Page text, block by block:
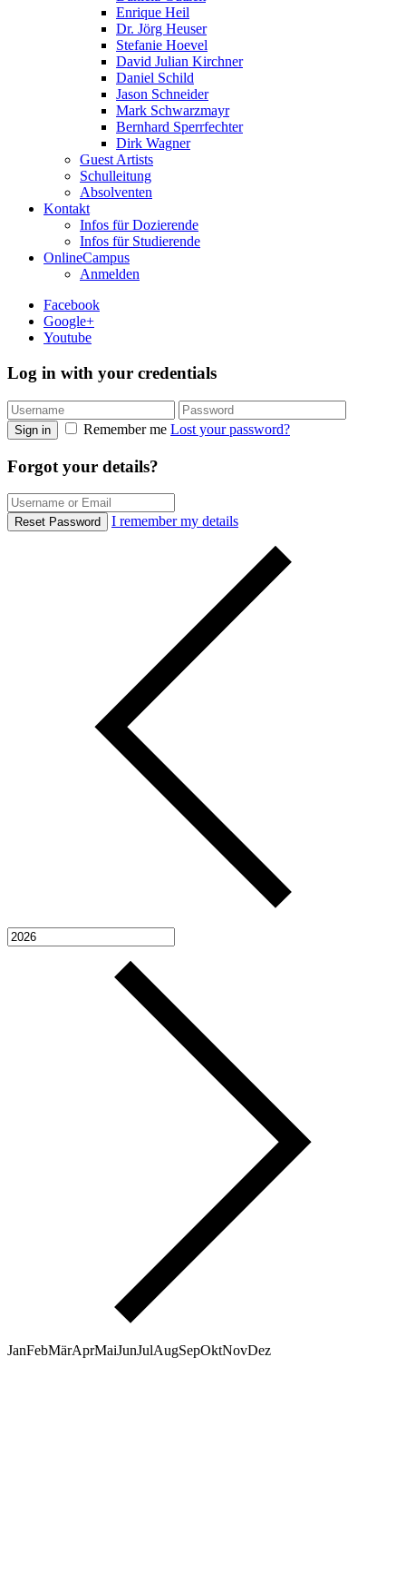
Enrique Heil
Dr. Jörg Heuser
Stefanie Hoevel
David Julian Kirchner
Daniel Schild
Jason Schneider
Mark Schwarzmayr
Bernhard Sperrfechter
Dirk Wagner
Guest Artists
Schulleitung
Absolventen
Kontakt
Infos für Dozierende
Infos für Studierende
OnlineCampus
Anmelden
Facebook
Google+
Youtube
Log in with your credentials
Sign in Remember me Lost your password?
Forgot your details?
Reset Password I remember my details
JanFebMärAprMaiJunJulAugSepOktNovDez